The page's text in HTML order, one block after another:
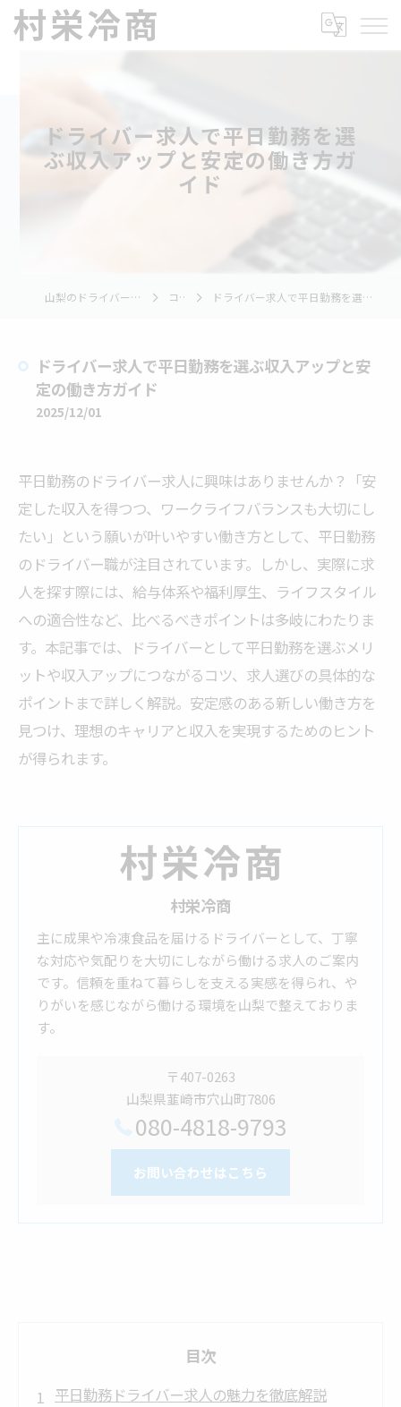
ドライバー求人で平日勤務を選
ぶ収入アップと安定の働き方ガ
イド
山梨のドライバーの求人なら村栄冷商 コラム ドライバー求人で平日勤務を選ぶ収入アップと安定の働き方ガイド
ドライバー求人で平日勤務を選ぶ収入アップと安
定の働き方ガイド
2025/12/01
平日勤務のドライバー求人に興味はありませんか？「安
定した収入を得つつ、ワークライフバランスも大切にし
たい」という願いが叶いやすい働き方として、平日勤務
のドライバー職が注目されています。しかし、実際に求
人を探す際には、給与体系や福利厚生、ライフスタイル
への適合性など、比べるべきポイントは多岐にわたりま
す。本記事では、ドライバーとして平日勤務を選ぶメリ
ットや収入アップにつながるコツ、求人選びの具体的な
ポイントまで詳しく解説。安定感のある新しい働き方を
見つけ、理想のキャリアと収入を実現するためのヒント
が得られます。
村栄冷商
主に成果や冷凍食品を届けるドライバーとして、丁寧
な対応や気配りを大切にしながら働ける求人のご案内
です。信頼を重ねて暮らしを支える実感を得られ、や
りがいを感じながら働ける環境を山梨で整えておりま
す。
〒407-0263
山梨県韮崎市穴山町7806
080-4818-9793
お問い合わせはこちら
目次
平日勤務ドライバー求人の魅力を徹底解説